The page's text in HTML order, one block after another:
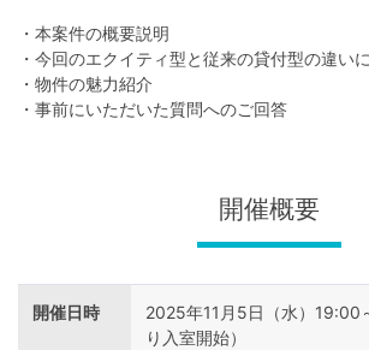
・本案件の概要説明
・今回のエクイティ型と従来の貸付型の違い
・物件の魅力紹介
・事前にいただいた質問へのご回答
開催概要
開催日時
2025年11月5日（水）19:00
り入室開始）